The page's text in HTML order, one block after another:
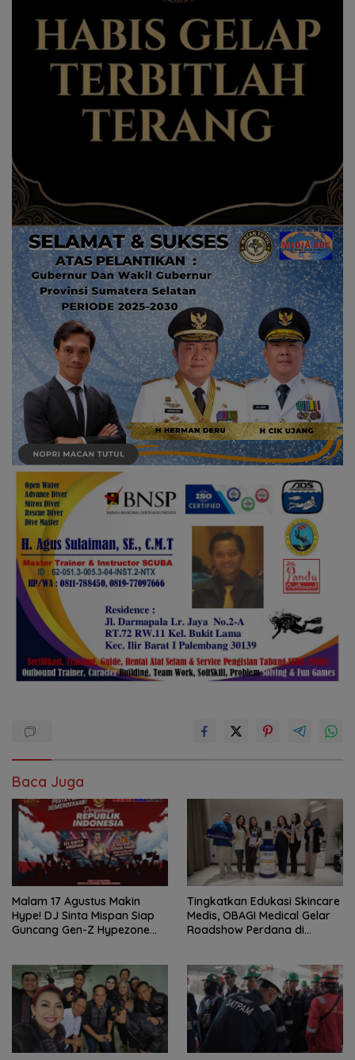
Baca Juga
Malam 17 Agustus Makin
Hype! DJ Sinta Mispan Siap
Guncang Gen-Z Hypezone
Tingkatkan Edukasi Skincare
Medis, OBAGI Medical Gelar
Roadshow Perdana di